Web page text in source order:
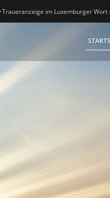
Traueranzeige im Luxemburger Wort